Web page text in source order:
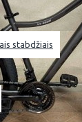
stabdžiais